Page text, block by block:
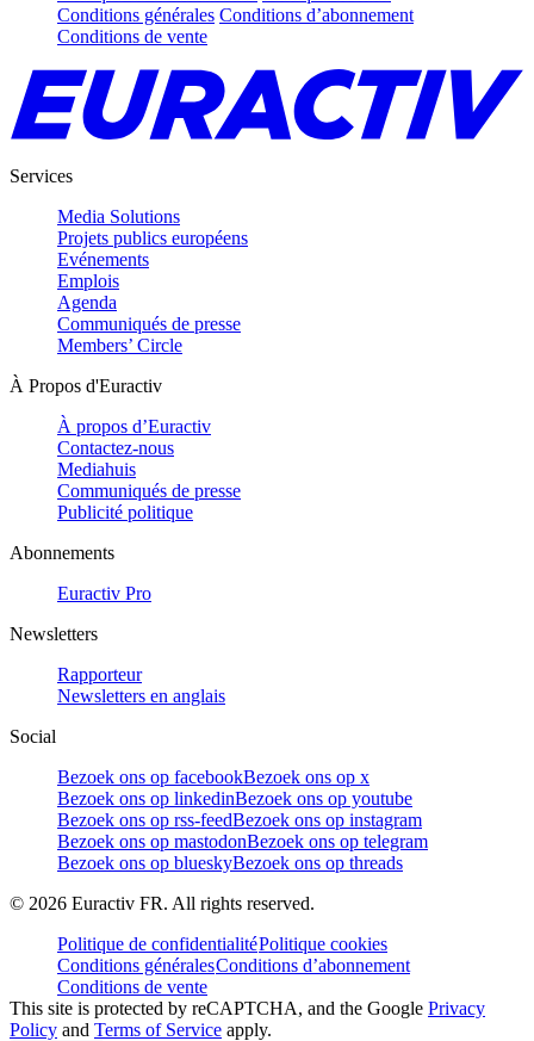
Conditions générales Conditions d’abonnement
Conditions de vente
Services
Media Solutions
Projets publics européens
Evénements
Emplois
Agenda
Communiqués de presse
Members’ Circle
À Propos d'Euractiv
À propos d’Euractiv
Contactez-nous
Mediahuis
Communiqués de presse
Publicité politique
Abonnements
Euractiv Pro
Newsletters
Rapporteur
Newsletters en anglais
Social
Bezoek ons op facebookBezoek ons op x
Bezoek ons op linkedinBezoek ons op youtube
Bezoek ons op rss-feedBezoek ons op instagram
Bezoek ons op mastodonBezoek ons op telegram
Bezoek ons op blueskyBezoek ons op threads
© 2026 Euractiv FR. All rights reserved.
Politique de confidentialitéPolitique cookies
Conditions généralesConditions d’abonnement
Conditions de vente
This site is protected by reCAPTCHA, and the Google Privacy
Policy and Terms of Service apply.